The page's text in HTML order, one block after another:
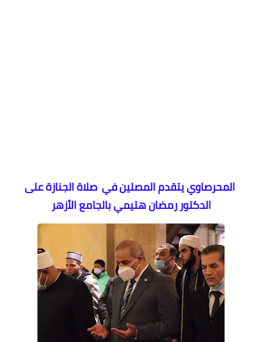
المحرصاوي يتقدم المصلين في صلاة الجنازة على
الدكتور رمضان هتيمي بالجامع الأزهر